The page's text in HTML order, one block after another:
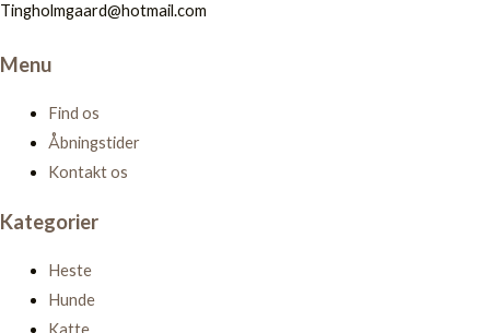
Tingholmgaard@hotmail.com
Menu
Find os
Åbningstider
Kontakt os
Kategorier
Heste
Hunde
Katte